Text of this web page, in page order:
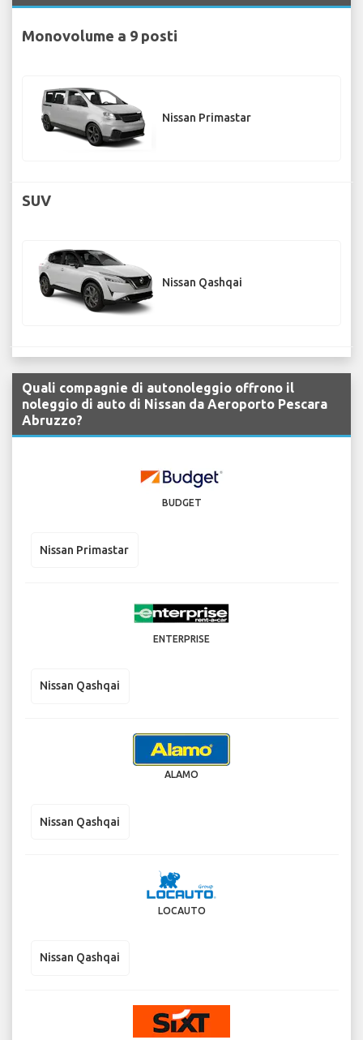
Monovolume a 9 posti
Nissan Primastar
SUV
Nissan Qashqai
Quali compagnie di autonoleggio offrono il
noleggio di auto di Nissan da Aeroporto Pescara
Abruzzo?
BUDGET
Nissan Primastar
ENTERPRISE
Nissan Qashqai
ALAMO
Nissan Qashqai
LOCAUTO
Nissan Qashqai